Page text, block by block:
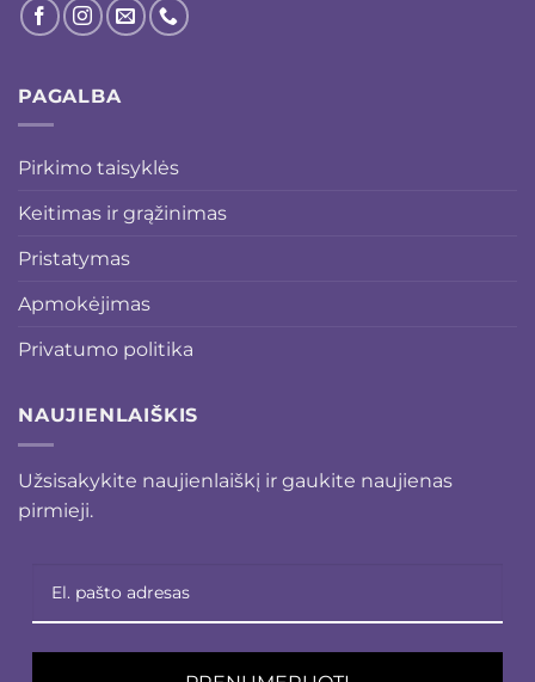
PAGALBA
Pirkimo taisyklės
Keitimas ir grąžinimas
Pristatymas
Apmokėjimas
Privatumo politika
NAUJIENLAIŠKIS
Užsisakykite naujienlaiškį ir gaukite naujienas
pirmieji.